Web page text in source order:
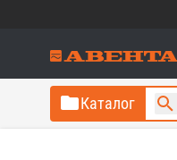
Каталог